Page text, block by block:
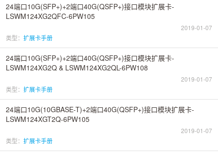
24端口10G(SFP+)+2端口40G(QSFP+)接口模块扩展卡-
LSWM124XG2QFC-6PW105
2019-01-07
类型： 扩展卡手册
24端口10G(SFP+)+2端口40G(QSFP+)接口模块扩展卡-
LSWM124XG2Q & LSWM124XG2QL-6PW108
2019-01-07
类型： 扩展卡手册
24端口10G(10GBASE-T)+2端口40G(QSFP+)接口模块扩展卡-
LSWM124XGT2Q-6PW105
2019-01-07
类型： 扩展卡手册